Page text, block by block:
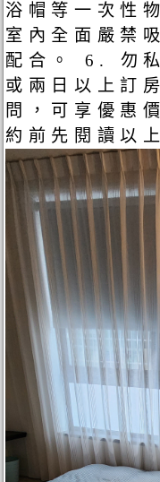
浴帽等一次性
室內全面嚴禁
配合。 6. 勿
或兩日以上訂
問，可享優惠
約前先閱讀以